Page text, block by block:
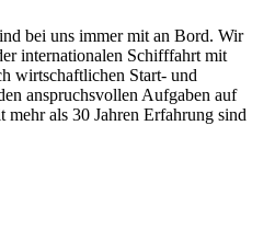
bei uns immer mit an Bord. Wir
internationalen Schifffahrt mit
wirtschaftlichen Start- und
anspruchsvollen Aufgaben auf
mehr als 30 Jahren Erfahrung sind